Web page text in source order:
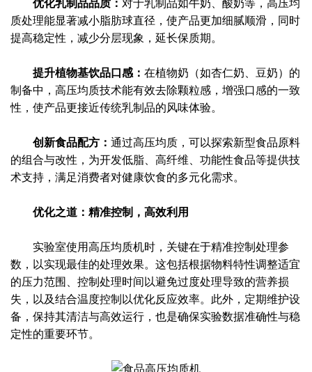
优化乳制品品质： 对于乳制品如牛奶、酸奶等，高压均
质处理能显著减小脂肪球直径，使产品更加细腻顺滑，同时
提高稳定性，减少分层现象，延长保质期。
提升植物基饮品口感： 在植物奶（如杏仁奶、豆奶）的
制备中，高压均质技术能有效去除颗粒感，增强口感的一致
性，使产品更接近传统乳制品的风味体验。
创新食品配方： 通过高压均质，可以探索新型食品原料
的组合与改性，为开发低脂、高纤维、功能性食品等提供技
术支持，满足消费者对健康饮食的多元化需求。
优化之道：精准控制，高效利用
实验室使用高压均质机时，关键在于精准控制处理参
数，以实现最佳的处理效果。这包括根据物料特性调整适宜
的压力范围、控制处理时间以避免过度处理导致的营养损
失，以及结合温度控制以优化反应效率。此外，定期维护设
备，保持其清洁与高效运行，也是确保实验数据准确性与稳
定性的重要环节。